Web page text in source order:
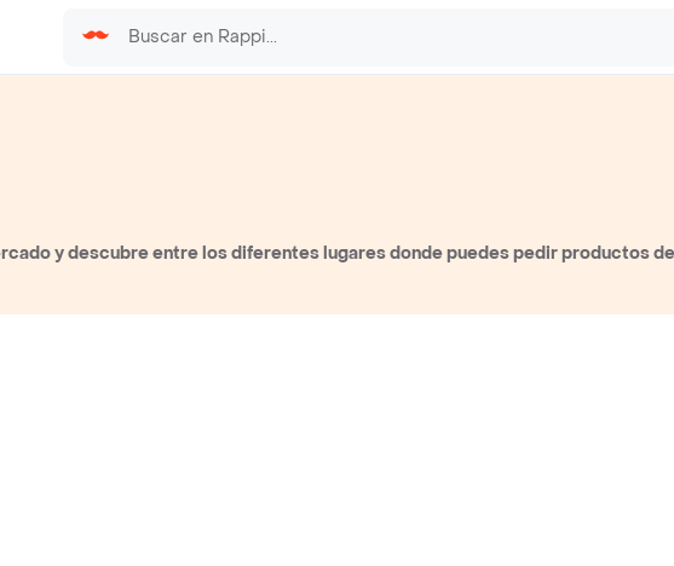
y descubre entre los diferentes lugares donde puedes pedir productos